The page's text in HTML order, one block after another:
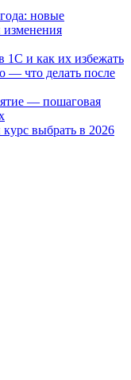
новые
изменения
и как их избежать
— что делать после
— пошаговая
выбрать в 2026